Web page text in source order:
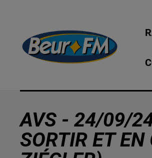
AVS - 24/09/24
SORTIR ET